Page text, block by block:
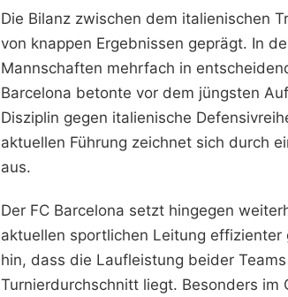
Die Bilanz zwischen dem italienischen
von knappen Ergebnissen geprägt. In
Mannschaften mehrfach in
Barcelona betonte vor dem jüngsten
Disziplin gegen italienische
aktuellen Führung zeichnet sich durch
aus.
Der FC Barcelona setzt hingegen
aktuellen sportlichen Leitung
hin, dass die Laufleistung beider
Turnierdurchschnitt liegt. Besonders